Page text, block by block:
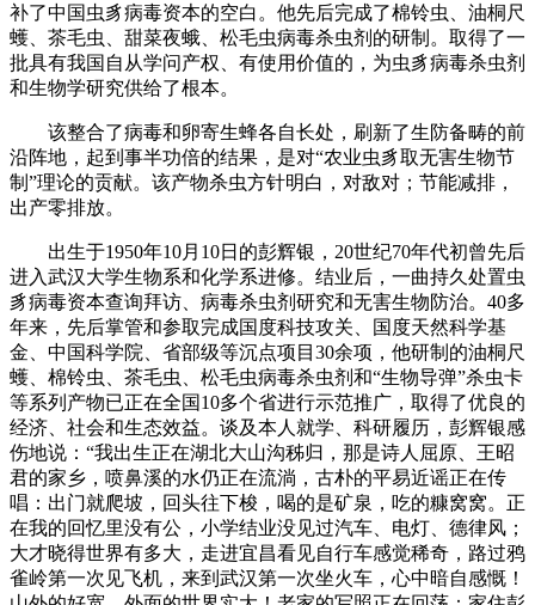
补了中国虫豸病毒资本的空白。他先后完成了棉铃虫、油桐尺
蠖、茶毛虫、甜菜夜蛾、松毛虫病毒杀虫剂的研制。取得了一
批具有我国自从学问产权、有使用价值的，为虫豸病毒杀虫剂
和生物学研究供给了根本。
该整合了病毒和卵寄生蜂各自长处，刷新了生防备畴的前
沿阵地，起到事半功倍的结果，是对“农业虫豸取无害生物节
制”理论的贡献。该产物杀虫方针明白，对敌对；节能减排，
出产零排放。
出生于1950年10月10日的彭辉银，20世纪70年代初曾先后
进入武汉大学生物系和化学系进修。结业后，一曲持久处置虫
豸病毒资本查询拜访、病毒杀虫剂研究和无害生物防治。40多
年来，先后掌管和参取完成国度科技攻关、国度天然科学基
金、中国科学院、省部级等沉点项目30余项，他研制的油桐尺
蠖、棉铃虫、茶毛虫、松毛虫病毒杀虫剂和“生物导弹”杀虫卡
等系列产物已正在全国10多个省进行示范推广，取得了优良的
经济、社会和生态效益。谈及本人就学、科研履历，彭辉银感
伤地说：“我出生正在湖北大山沟秭归，那是诗人屈原、王昭
君的家乡，喷鼻溪的水仍正在流淌，古朴的平易近谣正在传
唱：出门就爬坡，回头往下梭，喝的是矿泉，吃的糠窝窝。正
在我的回忆里没有公，小学结业没见过汽车、电灯、德律风；
大才晓得世界有多大，走进宜昌看见自行车感觉稀奇，路过鸦
雀岭第一次见飞机，来到武汉第一次坐火车，心中暗自感慨！